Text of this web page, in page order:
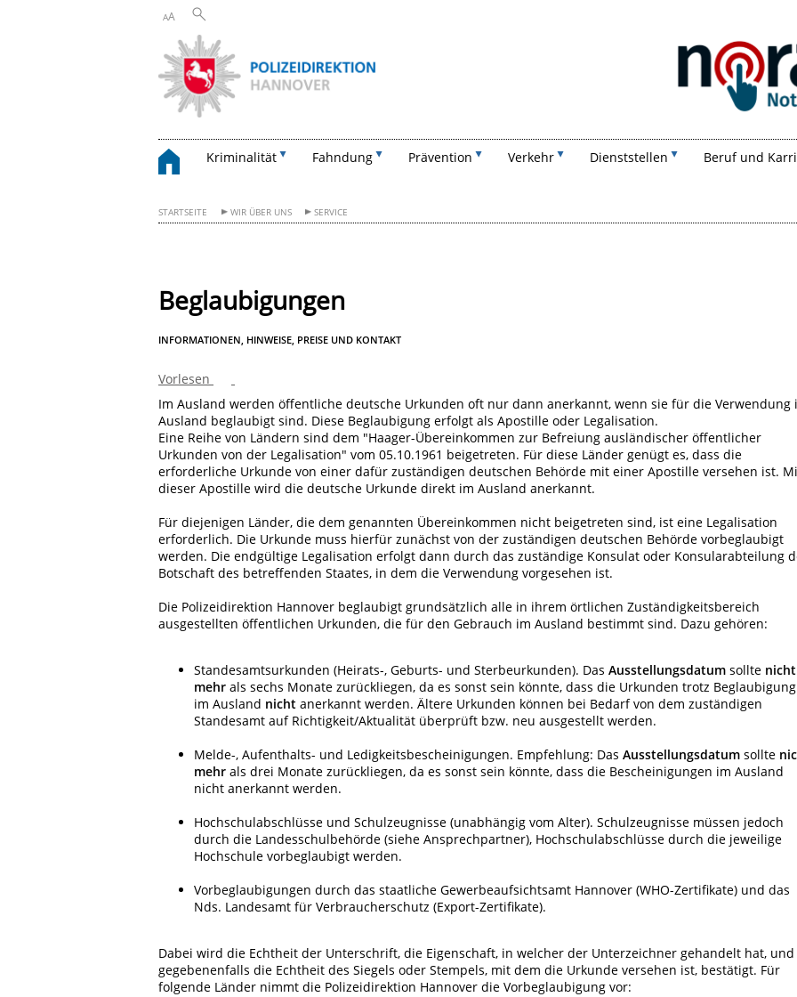
AA
Kriminalität Fahndung Prävention Verkehr Dienststellen Beruf und
STARTSEITE WIR ÜBER UNS SERVICE
Beglaubigungen
INFORMATIONEN, HINWEISE, PREISE UND KONTAKT
Vorlesen
Im Ausland werden öffentliche deutsche Urkunden oft nur dann anerkannt, wenn sie für die Verwendung
Ausland beglaubigt sind. Diese Beglaubigung erfolgt als Apostille oder Legalisation.
Eine Reihe von Ländern sind dem "Haager-Übereinkommen zur Befreiung ausländischer öffentlicher
Urkunden von der Legalisation" vom 05.10.1961 beigetreten. Für diese Länder genügt es, dass die
erforderliche Urkunde von einer dafür zuständigen deutschen Behörde mit einer Apostille versehen ist.
dieser Apostille wird die deutsche Urkunde direkt im Ausland anerkannt.
Für diejenigen Länder, die dem genannten Übereinkommen nicht beigetreten sind, ist eine Legalisation
erforderlich. Die Urkunde muss hierfür zunächst von der zuständigen deutschen Behörde vorbeglaubigt
werden. Die endgültige Legalisation erfolgt dann durch das zuständige Konsulat oder Konsularabteilung
Botschaft des betreffenden Staates, in dem die Verwendung vorgesehen ist.
Die Polizeidirektion Hannover beglaubigt grundsätzlich alle in ihrem örtlichen Zuständigkeitsbereich
ausgestellten öffentlichen Urkunden, die für den Gebrauch im Ausland bestimmt sind. Dazu gehören:
Standesamtsurkunden (Heirats-, Geburts- und Sterbeurkunden). Das Ausstellungsdatum sollte nicht
mehr als sechs Monate zurückliegen, da es sonst sein könnte, dass die Urkunden trotz Beglaubigung
im Ausland nicht anerkannt werden. Ältere Urkunden können bei Bedarf von dem zuständigen
Standesamt auf Richtigkeit/Aktualität überprüft bzw. neu ausgestellt werden.
Melde-, Aufenthalts- und Ledigkeitsbescheinigungen. Empfehlung: Das Ausstellungsdatum sollte
mehr als drei Monate zurückliegen, da es sonst sein könnte, dass die Bescheinigungen im Ausland
nicht anerkannt werden.
Hochschulabschlüsse und Schulzeugnisse (unabhängig vom Alter). Schulzeugnisse müssen jedoch
durch die Landesschulbehörde (siehe Ansprechpartner), Hochschulabschlüsse durch die jeweilige
Hochschule vorbeglaubigt werden.
Vorbeglaubigungen durch das staatliche Gewerbeaufsichtsamt Hannover (WHO-Zertifikate) und das
Nds. Landesamt für Verbraucherschutz (Export-Zertifikate).
Dabei wird die Echtheit der Unterschrift, die Eigenschaft, in welcher der Unterzeichner gehandelt hat, und
gegebenenfalls die Echtheit des Siegels oder Stempels, mit dem die Urkunde versehen ist, bestätigt. Für
folgende Länder nimmt die Polizeidirektion Hannover die Vorbeglaubigung vor: